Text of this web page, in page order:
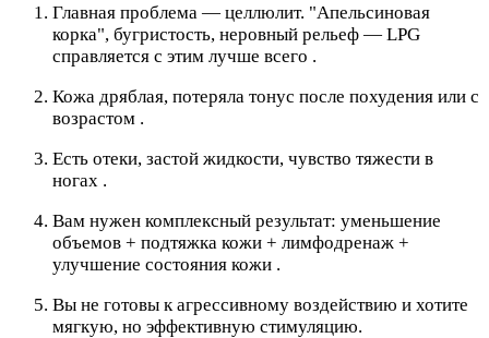
Главная проблема — целлюлит. "Апельсиновая
корка", бугристость, неровный рельеф — LPG
справляется с этим лучше всего .
Кожа дряблая, потеряла тонус после похудения или с
возрастом .
Есть отеки, застой жидкости, чувство тяжести в
ногах .
Вам нужен комплексный результат: уменьшение
объемов + подтяжка кожи + лимфодренаж +
улучшение состояния кожи .
Вы не готовы к агрессивному воздействию и хотите
мягкую, но эффективную стимуляцию.